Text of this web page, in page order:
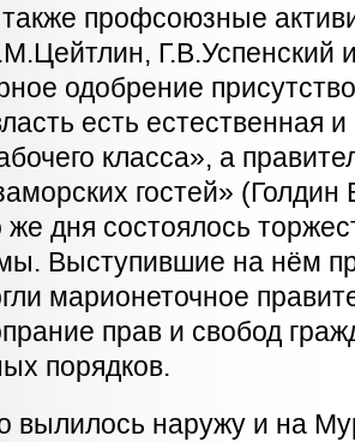
профсоюзные
Г.В.Успенский
одобрение
есть естественная
класса», а
гостей»
же дня состоялось
Выступившие на нём
марионеточное
прав и свобод
порядков.
вылилось наружу и на